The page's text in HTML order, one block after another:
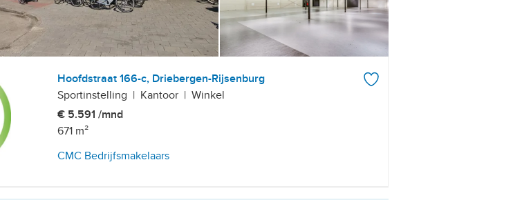
- Stationsgebied
Hoofdstraat 166-c, Driebergen-Rijsenburg
Sportinstelling | Kantoor | Winkel
€ 5.591 /mnd
671 m²
CMC Bedrijfsmakelaars